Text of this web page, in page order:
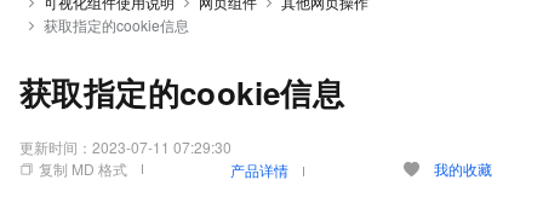
获取指定的cookie信息
获取指定的cookie信息
更新时间： 2023-07-11 07:29:30
复制 MD 格式
产品详情 我的收藏